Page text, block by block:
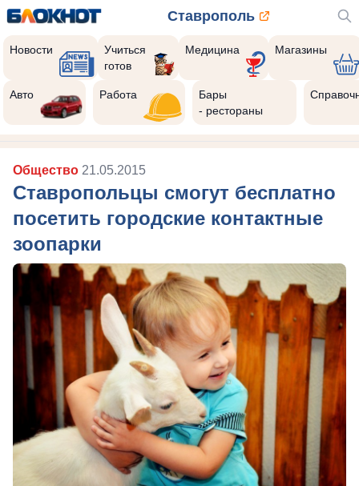
Ставрополь
Новости
Учиться
готов
Медицина Магазины
Авто Работа
Бары
- рестораны
Общество 21.05.2015
Ставропольцы смогут бесплатно
посетить городские контактные
зоопарки